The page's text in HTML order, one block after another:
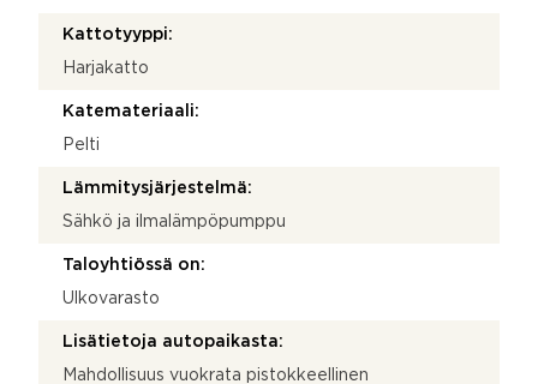
Kattotyyppi:
Harjakatto
Katemateriaali:
Pelti
Lämmitysjärjestelmä:
Sähkö ja ilmalämpöpumppu
Taloyhtiössä on:
Ulkovarasto
Lisätietoja autopaikasta:
Mahdollisuus vuokrata pistokkeellinen